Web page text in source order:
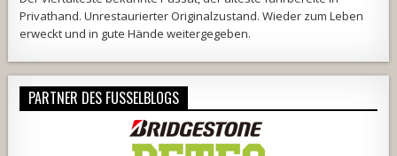
Privathand. Unrestaurierter Originalzustand. Wieder zum Leben
erweckt und in gute Hände weitergegeben.
PARTNER DES FUSSELBLOGS